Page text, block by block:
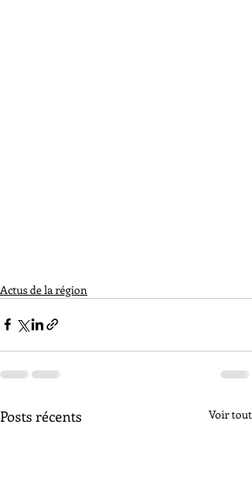
Actus de la région
Posts récents Voir tout